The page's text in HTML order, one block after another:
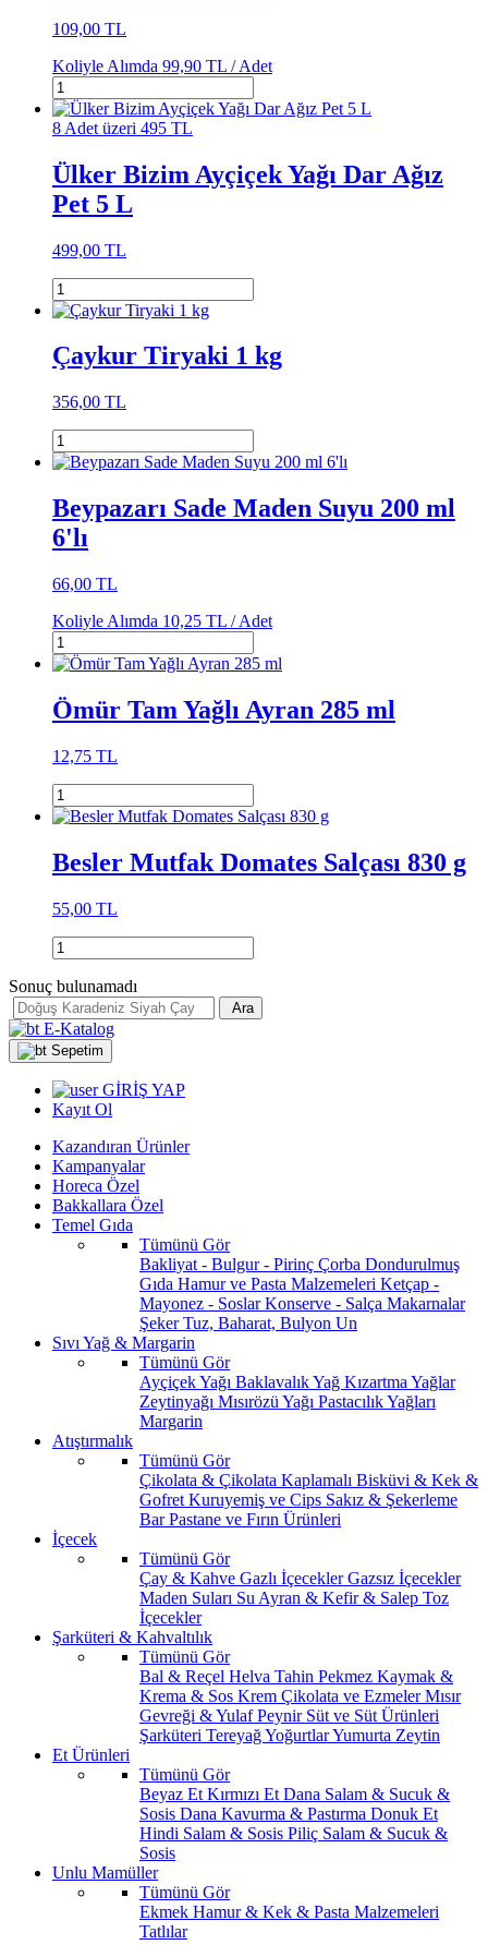
109,00 TL
Koliyle Alımda 99,90 TL /Adet
8 Adet üzeri 495 TL
Ülker Bizim Ayçiçek Yağı Dar Ağız
Pet 5 L
499,00 TL
Çaykur Tiryaki 1 kg
356,00 TL
Beypazarı Sade Maden Suyu 200 ml
6'lı
66,00 TL
Koliyle Alımda 10,25 TL /Adet
Ömür Tam Yağlı Ayran 285 ml
12,75 TL
Besler Mutfak Domates Salçası 830 g
55,00 TL
Sonuç bulunamadı
Ara
E-Katalog
Sepetim
GİRİŞ YAP
Kayıt Ol
Kazandıran Ürünler
Kampanyalar
Horeca Özel
Bakkallara Özel
Temel Gıda
Tümünü Gör
Bakliyat - Bulgur - Pirinç Çorba Dondurulmuş
Gıda Hamur ve Pasta Malzemeleri Ketçap -
Mayonez - SoslarKonserve - Salça Makarnalar
ŞekerTuz, Baharat, Bulyon Un
Sıvı Yağ & Margarin
Tümünü Gör
Ayçiçek Yağı Baklavalık Yağ Kızartma Yağlar
Zeytinyağı Mısırözü Yağı Pastacılık Yağları
Margarin
Atıştırmalık
Tümünü Gör
Çikolata & Çikolata Kaplamalı Bisküvi & Kek &
Gofret Kuruyemiş ve Cips Sakız & Şekerleme
BarPastane ve Fırın Ürünleri
İçecek
Tümünü Gör
Çay & Kahve Gazlı İçeceklerGazsız İçecekler
Maden Suları Su Ayran & Kefir & Salep Toz
İçecekler
Şarküteri & Kahvaltılık
Tümünü Gör
Bal & Reçel Helva Tahin Pekmez Kaymak &
Krema & Sos Krem Çikolata ve EzmelerMısır
Gevreği & YulafPeynir Süt ve Süt Ürünleri
Şarküteri TereyağYoğurtlarYumurta Zeytin
Et Ürünleri
Tümünü Gör
Beyaz Et Kırmızı Et Dana Salam & Sucuk &
Sosis Dana Kavurma & Pastırma Donuk Et
Hindi Salam & Sosis Piliç Salam & Sucuk &
Sosis
Unlu Mamüller
Tümünü Gör
Ekmek Hamur & Kek & Pasta Malzemeleri
Tatlılar